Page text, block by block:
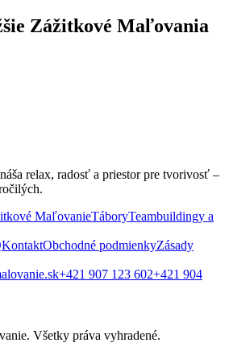
Zážitkové Maľovania
relax, radosť a priestor pre tvorivosť –
MaľovanieTáboryTeambuildingy a
KontaktObchodné podmienkyZásady
+421 907 123 602+421 904
Všetky práva vyhradené.